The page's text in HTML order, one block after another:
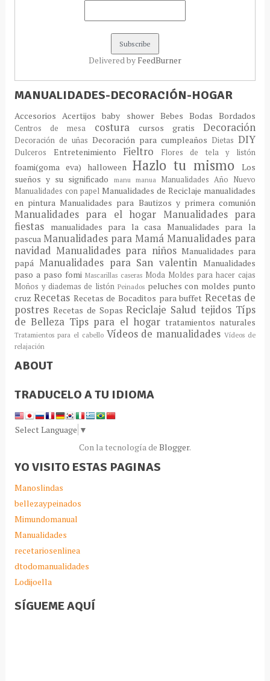
Delivered by FeedBurner
MANUALIDADES-DECORACIÓN-HOGAR
AccesoriosAcertijosbaby shower Bebes BodasBordados
Centros de mesa costura cursos gratisDecoración
Decoración de uñas Decoración para cumpleaños DietasDIY
Dulceros Entretenimiento Fieltro Flores de tela y listón
foami(goma eva) halloween Hazlo tu mismoLos
sueños y su significado
manu manua Manualidades Año Nuevo
Manualidades con papel Manualidades de Reciclaje manualidades
en pinturaManualidades para Bautizos y primera comunión
Manualidades para el hogar Manualidades para
fiestas
manualidades para la casa Manualidades para la
pascua Manualidades para MamáManualidades para
navidadManualidades para niños Manualidades para
papá Manualidades para San valentinManualidades
paso a paso fomi Mascarillas caseras Moda Moldes para hacer cajas
Moños y diademas de listón Peinados peluches con moldes punto
cruzRecetas Recetas de Bocaditos para buffet Recetas de
postres Recetas de SopasReciclaje Saludtejidos Típs
de Belleza Tips para el hogar tratamientos naturales
Tratamientos para el cabello Vídeos de manualidadesVídeos de
relajación
ABOUT
TRADUCELO A TU IDIOMA
Select Language ▼
Con la tecnología de Blogger.
YO VISITO ESTAS PAGINAS
Manoslindas
bellezaypeinados
Mimundomanual
Manualidades
recetariosenlinea
dtodomanualidades
Lodijoella
SÍGUEME AQUÍ